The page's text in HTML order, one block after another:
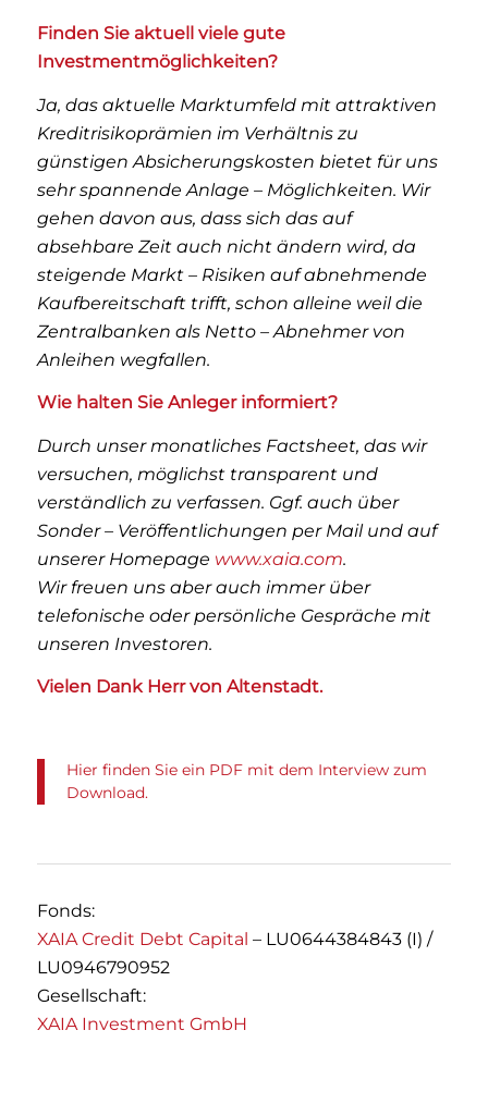
Finden Sie aktuell viele gute
Investmentmöglichkeiten?
Ja, das aktuelle Marktumfeld mit attraktiven
Kreditrisikoprämien im Verhältnis zu
günstigen Absicherungskosten bietet für uns
sehr spannende Anlage – Möglichkeiten. Wir
gehen davon aus, dass sich das auf
absehbare Zeit auch nicht ändern wird, da
steigende Markt – Risiken auf abnehmende
Kauf­bereitschaft trifft, schon alleine weil die
Zentral­banken als Netto – Abnehmer von
Anleihen wegfallen.
Wie halten Sie Anleger informiert?
Durch unser monatliches Factsheet, das wir
versuchen, möglichst transparent und
verständlich zu verfassen. Ggf. auch über
Sonder – Veröffentlichungen per Mail und auf
unserer Homepage www.xaia.com.
Wir freuen uns aber auch immer über
telefonische oder persönliche Gespräche mit
unseren Investoren.
Vielen Dank Herr von Altenstadt.
Hier finden Sie ein PDF mit dem Interview zum
Download.
Fonds:
XAIA Credit Debt Capital – LU0644384843 (I) /
LU0946790952
Gesellschaft:
XAIA Investment GmbH